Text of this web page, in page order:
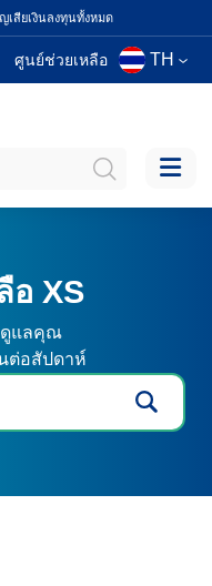
เสียเงินลงทุนทั้งหมด
ศูนย์ช่วยเหลือ TH
อ XS
ดูแลคุณ
ต่อสัปดาห์